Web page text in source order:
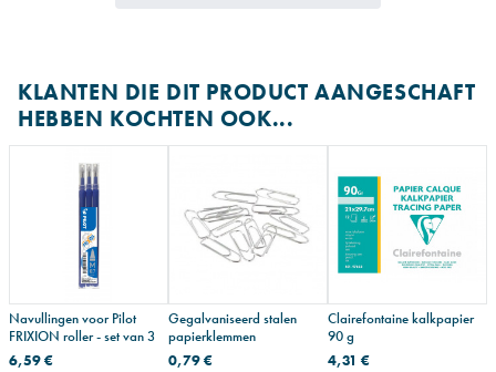
KLANTEN DIE DIT PRODUCT AANGESCHAFT
HEBBEN KOCHTEN OOK...
Navullingen voor Pilot
FRIXION roller - set van 3
6,59 €
Gegalvaniseerd stalen
papierklemmen
0,79 €
Clairefontaine kalkpapier
90 g
4,31 €